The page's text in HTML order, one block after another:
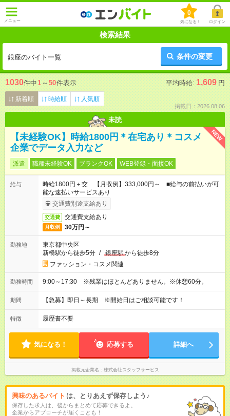
メニュー
0
気になる！ ログイン
検索結果
銀座のバイト一覧 条件の変更
1030件中1 ～ 50件表示 平均時給: 1,609 円
新着順 時給順 人気順
掲載日：2026.08.06
未読
NEW
【未経験OK】時給1800円＊在宅あり＊コスメ
企業でデータ入力など
派遣 職種未経験OK ブランクOK WEB登録・面接OK
給与
時給1800円＋交 【月収例】333,000円～ ■給与の前払いが可
能な速払いサービスあり
交通費別途支給あり
交通費 交通費支給あり
月収例 30万円～
勤務地
東京都中央区
新橋駅から徒歩5分 / 銀座駅から徒歩8分
ファッション・コスメ関連
勤務時間 9:00～17:30 ※残業はほとんどありません。※休憩60分。
期間 【急募】即日～長期 ※開始日はご相談可能です！
特徴 履歴書不要
気になる！ 応募する 詳細へ
掲載元企業名 株式会社スタッフサービス
興味のあるバイト は、とりあえず保存しよう♪
保存した求人は、後からまとめて応募できるよ。
企業からアプローチが届くことも！